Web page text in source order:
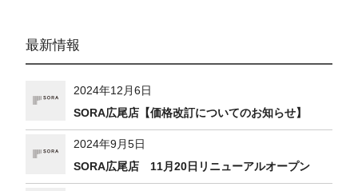
最新情報
2024年12月6日
SORA広尾店【価格改訂についてのお知らせ】
2024年9月5日
SORA広尾店 11月20日リニューアルオープン